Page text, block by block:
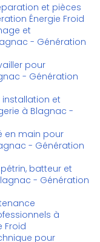
et pièces
Énergie Froid
et
- Génération
pour
- Génération
et
à Blagnac -
en main pour
- Génération
batteur et
- Génération
à
Froid
pour